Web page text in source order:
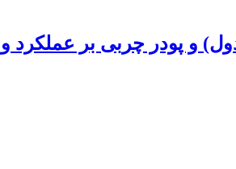
و پودر چربی بر